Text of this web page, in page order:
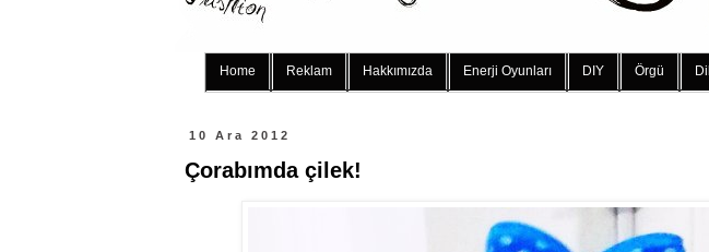
Home Reklam Hakkımızda Enerji Oyunları DIY Örgü
10 Ara 2012
Çorabımda çilek!